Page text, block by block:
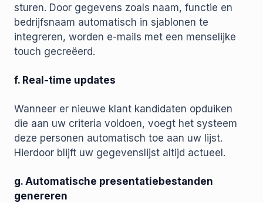
sturen. Door gegevens zoals naam, functie en
bedrijfsnaam automatisch in sjablonen te
integreren, worden e-mails met een menselijke
touch gecreëerd.
f. Real-time updates
Wanneer er nieuwe klant kandidaten opduiken
die aan uw criteria voldoen, voegt het systeem
deze personen automatisch toe aan uw lijst.
Hierdoor blijft uw gegevenslijst altijd actueel.
g. Automatische presentatiebestanden
genereren